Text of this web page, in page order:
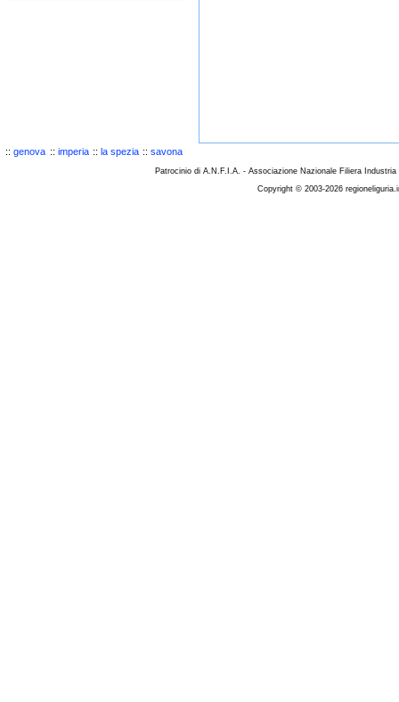
:: genova :: imperia :: la spezia :: savona
Patrocinio di A.N.F.I.A. - Associazione Nazionale Filiera
Copyright © 2003-2026